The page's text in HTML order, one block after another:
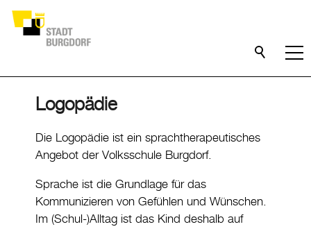
Logopädie
Die Logopädie ist ein sprachtherapeutisches
Angebot der Volksschule Burgdorf.
Sprache ist die Grundlage für das
Kommunizieren von Gefühlen und Wünschen.
Im (Schul-)Alltag ist das Kind deshalb auf